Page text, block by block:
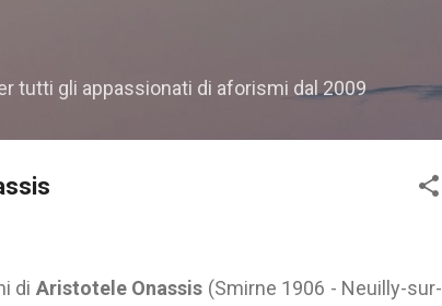
tutti gli appassionati di aforismi dal 2009
di Aristotele Onassis (Smirne 1906 - Neuilly-sur-